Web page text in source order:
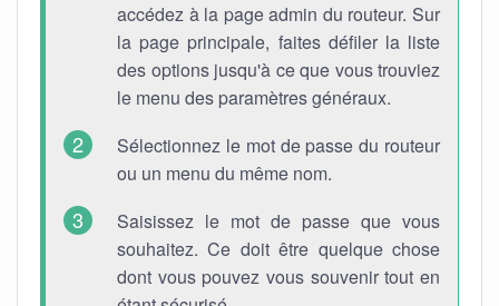
accédez à la page admin du routeur. Sur
la page principale, faites défiler la liste
des options jusqu'à ce que vous trouviez
le menu des paramètres généraux.
Sélectionnez le mot de passe du routeur
ou un menu du même nom.
Saisissez le mot de passe que vous
souhaitez. Ce doit être quelque chose
dont vous pouvez vous souvenir tout en